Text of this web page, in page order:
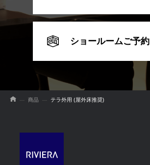
ショールームご予約
商品 テラ外用 (屋外床推奨)